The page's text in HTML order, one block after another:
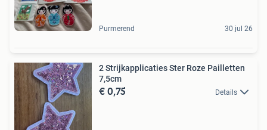
Purmerend 30 jul 26
2 Strijkapplicaties Ster Roze Pailletten
7,5cm
€ 0,75 Details